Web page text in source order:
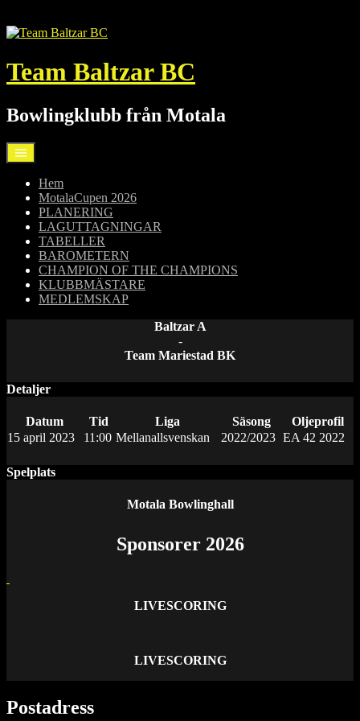
till
Team Baltzar BC
Bowlingklubb från Motala
Hem
MotalaCupen 2026
PLANERING
LAGUTTAGNINGAR
TABELLER
BAROMETERN
CHAMPION OF THE CHAMPIONS
KLUBBMÄSTARE
MEDLEMSKAP
Baltzar A
-
Team Mariestad BK
Detaljer
Datum Tid Liga Säsong
Oljeprofil
15 april 2023
11:00 Mellanallsvenskan 2022/2023 EA 42 2022
Spelplats
Motala Bowlinghall
Sponsorer 2026
LIVESCORING
LIVESCORING
Postadress